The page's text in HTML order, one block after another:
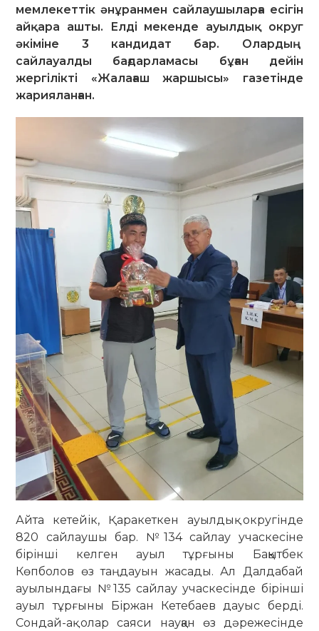
мемлекеттік әнұранмен сайлаушыларға есігін
айқара ашты. Елді мекенде ауылдық округ
әкіміне 3 кандидат бар. Олардың
сайлауалды бағдарламасы бұған дейін
жергілікті «Жалағаш жаршысы» газетінде
жарияланған.
Айта кетейік, Қаракеткен ауылдық округінде
820 сайлаушы бар. №134 сайлау учаскесіне
бірінші келген ауыл тұрғыны Бақытбек
Көпболов өз таңдауын жасады. Ал Далдабай
ауылындағы №135 сайлау учаскесінде бірінші
ауыл тұрғыны Біржан Кетебаев дауыс берді.
Сондай-ақ олар саяси науқан өз дәрежесінде